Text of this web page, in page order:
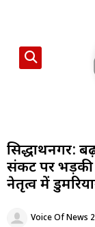
सिद्धार्थनगर:
संकट पर भड़की
नेतृत्व में
Voice Of News